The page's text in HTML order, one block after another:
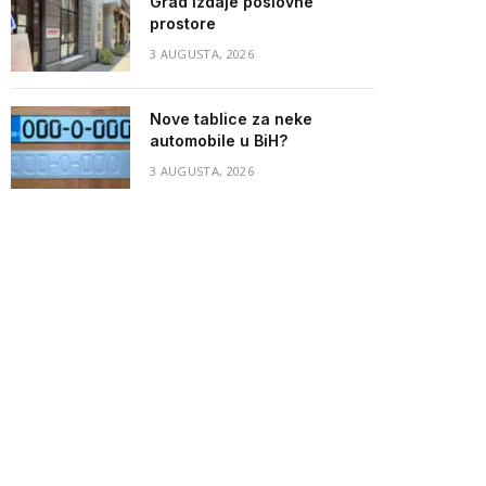
prostore
3 AUGUSTA, 2026
Nove tablice za neke
automobile u BiH?
3 AUGUSTA, 2026